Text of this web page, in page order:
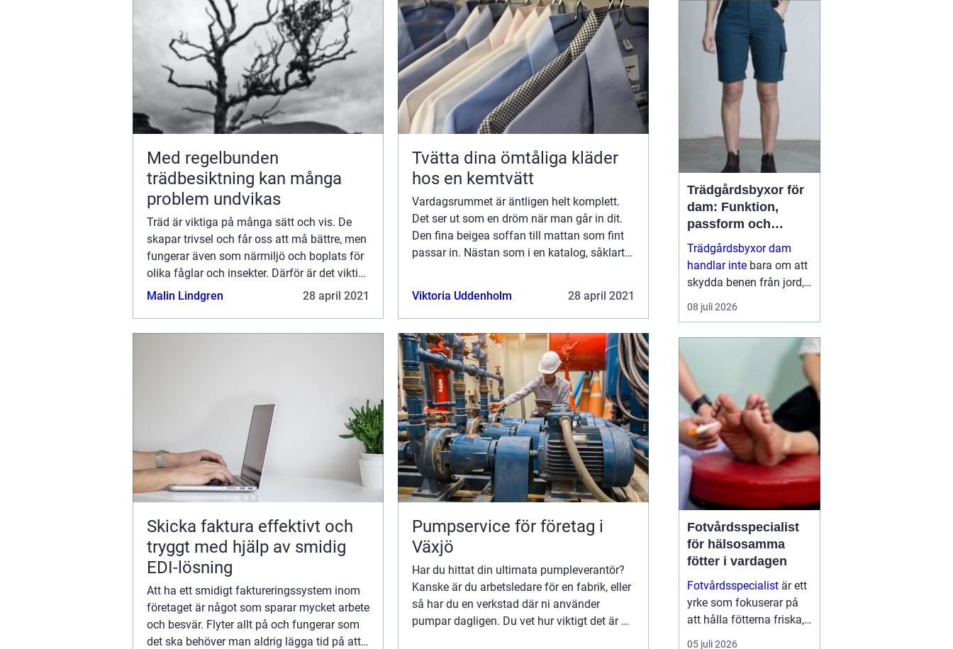
Med regelbunden
trädbesiktning kan många
problem undvikas
Träd är viktiga på många sätt och vis. De
skapar trivsel och får oss att må bättre, men
fungerar även som närmiljö och boplats för
olika fåglar och insekter. Därför är det viktigt
att man även är rädd om sina träd, sköter
Malin Lindgren 28 april 2021
Tvätta dina ömtåliga kläder
hos en kemtvätt
Vardagsrummet är äntligen helt komplett.
Det ser ut som en dröm när man går in dit.
Den fina beigea soffan till mattan som fint
passar in. Nästan som i en katalog, såklart
Viktoria Uddenholm 28 april 2021
Skicka faktura effektivt och
tryggt med hjälp av smidig
EDI-lösning
Att ha ett smidigt faktureringssystem inom
företaget är något som sparar mycket arbete
och besvär. Flyter allt på och fungerar som
det ska behöver man aldrig lägga tid på att
Pumpservice för företag i
Växjö
Har du hittat din ultimata pumpleverantör?
Kanske är du arbetsledare för en fabrik, eller
så har du en verkstad där ni använder
pumpar dagligen. Du vet hur viktigt det är att
för anställda, utan även
om att optimera
produktiviteten. Ett
verktyg som allt mer
sprider sig inom
industrin, tack vare
Trädgårdsbyxor för
dam: Funktion,
passform och
hållbar stil i rabatten
Trädgårdsbyxor dam
handlar inte bara om att
skydda benen från jord,
taggar och väta. Rätt
byxa gör arbetet enklare,
skonsamt för kroppen. ...
08 juli 2026
Fotvårdsspecialist
för hälsosamma
fötter i vardagen
Fotvårdsspecialist är ett
yrke som fokuserar på
att hålla fötterna friska,
minska smärta och
05 juli 2026